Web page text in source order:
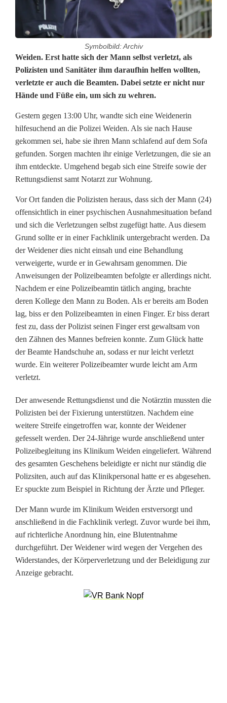
Symbolbild: Archiv
B
i
s
s
i
g
e
r
P
a
t
i
e
n
t
:
M
n
n
b
e
i
ß
t
P
o
Weiden. Erst hatte sich der Mann selbst verletzt, als
Polizisten und Sanitäter ihm daraufhin helfen wollten,
verletzte er auch die Beamten. Dabei setzte er nicht nur
Hände und Füße ein, um sich zu wehren.
Gestern gegen 13:00 Uhr, wandte sich eine Weidenerin
hilfesuchend an die Polizei Weiden. Als sie nach Hause
gekommen sei, habe sie ihren Mann schlafend auf dem Sofa
gefunden. Sorgen machten ihr einige Verletzungen, die sie an
ihm entdeckte. Umgehend begab sich eine Streife sowie der
Rettungsdienst samt Notarzt zur Wohnung.
Vor Ort fanden die Polizisten heraus, dass sich der Mann (24)
offensichtlich in einer psychischen Ausnahmesituation befand
und sich die Verletzungen selbst zugefügt hatte. Aus diesem
Grund sollte er in einer Fachklinik untergebracht werden. Da
der Weidener dies nicht einsah und eine Behandlung
verweigerte, wurde er in Gewahrsam genommen. Die
Anweisungen der Polizeibeamten befolgte er allerdings nicht.
Nachdem er eine Polizeibeamtin tätlich anging, brachte
deren Kollege den Mann zu Boden. Als er bereits am Boden
lag, biss er den Polizeibeamten in einen Finger. Er biss derart
fest zu, dass der Polizist seinen Finger erst gewaltsam von
den Zähnen des Mannes befreien konnte. Zum Glück hatte
der Beamte Handschuhe an, sodass er nur leicht verletzt
wurde. Ein weiterer Polizeibeamter wurde leicht am Arm
verletzt.
Der anwesende Rettungsdienst und die Notärztin mussten die
Polizisten bei der Fixierung unterstützen. Nachdem eine
weitere Streife eingetroffen war, konnte der Weidener
gefesselt werden. Der 24-Jährige wurde anschließend unter
Polizeibegleitung ins Klinikum Weiden eingeliefert. Während
des gesamten Geschehens beleidigte er nicht nur ständig die
Polizsiten, auch auf das Klinikpersonal hatte er es abgesehen.
Er spuckte zum Beispiel in Richtung der Ärzte und Pfleger.
Der Mann wurde im Klinikum Weiden erstversorgt und
anschließend in die Fachklinik verlegt. Zuvor wurde bei ihm,
auf richterliche Anordnung hin, eine Blutentnahme
durchgeführt. Der Weidener wird wegen der Vergehen des
Widerstandes, der Körperverletzung und der Beleidigung zur
Anzeige gebracht.